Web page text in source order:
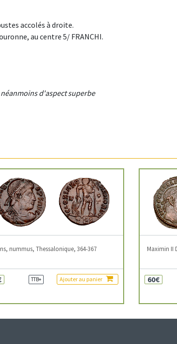
accolés à droite.
au centre 5/ FRANCHI.
d'aspect superbe
nummus, Thessalonique, 364-367
TTB+ Ajouter au panier
Maximin II
60€